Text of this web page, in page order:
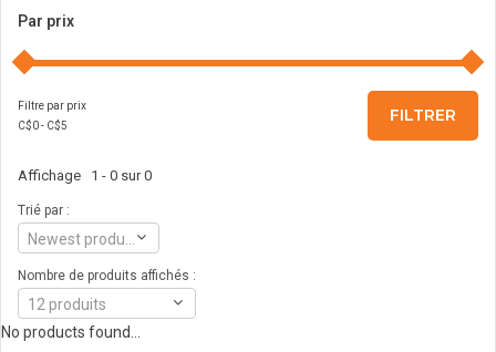
Par prix
Filtre par prix
C$0- C$5
FILTRER
Affichage 1 - 0 sur 0
Trié par :
Nombre de produits affichés :
12 produits
No products found...